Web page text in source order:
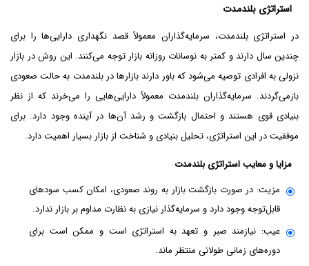
استراتژی بلندمدت
در استراتژی بلندمدت، سرمایه‌گذاران معمولاً قصد نگهداری دارایی‌ها را برای
چندین سال دارند و کمتر به نوسانات روزانه بازار توجه می‌کنند. این روش در بازار
نزولی به افرادی توصیه می‌شود که باور دارند بازارها در بلندمدت به حالت صعودی
بازمی‌گردند. سرمایه‌گذاران بلندمدت معمولاً دارایی‌هایی را می‌خرند که از نظر
بنیادی قوی هستند و احتمال بازگشت و رشد آن‌ها در آینده وجود دارد. برای
موفقیت در این استراتژی، تحلیل بنیادی و شناخت از بازار بسیار اهمیت دارد.
مزایا و معایب استراتژی بلندمدت
مزیت: در صورت بازگشت بازار به روند صعودی، امکان کسب سودهای
قابل‌توجه وجود دارد و سرمایه‌گذار نیازی به نظارت مداوم بر بازار ندارد.
عیب: نیازمند صبر و تعهد به استراتژی است و ممکن است برای
دوره‌های زمانی طولانی منتظر ماند.